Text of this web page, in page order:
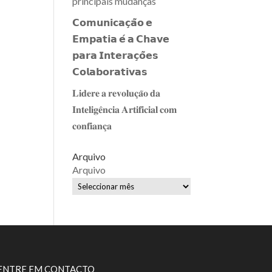
𝗖𝗼𝗺𝘂𝗻𝗶𝗰𝗮𝗰̧𝗮̃𝗼 𝗲
𝗘𝗺𝗽𝗮𝘁𝗶𝗮 𝗲́ 𝗮 𝗖𝗵𝗮𝘃𝗲
𝗽𝗮𝗿𝗮 𝗜𝗻𝘁𝗲𝗿𝗮𝗰̧𝗼̃𝗲𝘀
𝗖𝗼𝗹𝗮𝗯𝗼𝗿𝗮𝘁𝗶𝘃𝗮𝘀
𝐋𝐢𝐝𝐞𝐫𝐞 𝐚 𝐫𝐞𝐯𝐨𝐥𝐮𝐜̧𝐚̃𝐨 𝐝𝐚
𝐈𝐧𝐭𝐞𝐥𝐢𝐠𝐞̂𝐧𝐜𝐢𝐚 𝐀𝐫𝐭𝐢𝐟𝐢𝐜𝐢𝐚𝐥 𝐜𝐨𝐦
𝐜𝐨𝐧𝐟𝐢𝐚𝐧𝐜̧𝐚
Arquivo
Arquivo
EM CONTACTO